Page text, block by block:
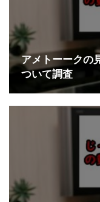
アメトーークの
ついて調査